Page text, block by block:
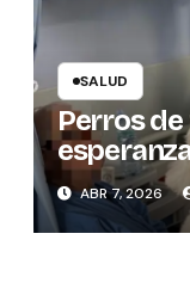
SALUD
Perros
enABR 7, 2026